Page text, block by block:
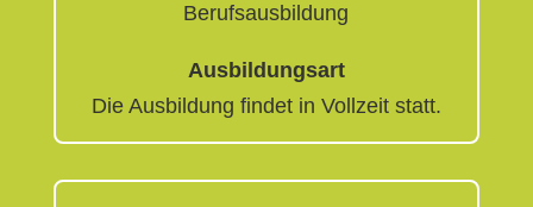
Berufsausbildung
Ausbildungsart
Die Ausbildung findet in Vollzeit statt.